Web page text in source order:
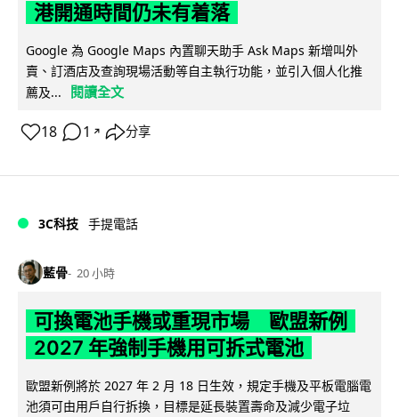
港開通時間仍未有着落
Google 為 Google Maps 內置聊天助手 Ask Maps 新增叫外
賣、訂酒店及查詢現場活動等自主執行功能，並引入個人化推
薦及...
閱讀全文
18 1 ↗ 分享
3C科技 手提電話
藍骨 20 小時
可換電池手機或重現市場 歐盟新例
2027 年強制手機用可拆式電池
歐盟新例將於 2027 年 2 月 18 日生效，規定手機及平板電腦電
池須可由用戶自行拆換，目標是延長裝置壽命及減少電子垃